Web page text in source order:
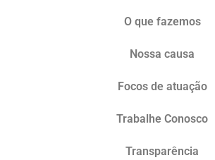
O que fazemos
Nossa causa
Focos de atuação
Trabalhe Conosco
Transparência